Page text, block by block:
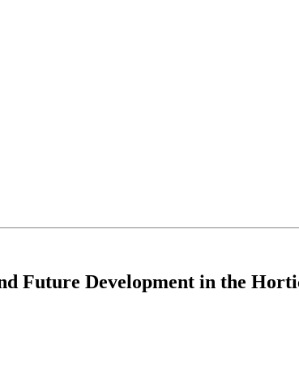
Future Development in the